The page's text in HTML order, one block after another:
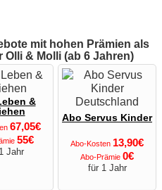
mit hohen Prämien als
& Molli (ab 6 Jahren)
&
67,05€
55€
Jahr
Abo Servus Kinder
Abo-Kosten 13,90€
Abo-Prämie 0€
für 1 Jahr